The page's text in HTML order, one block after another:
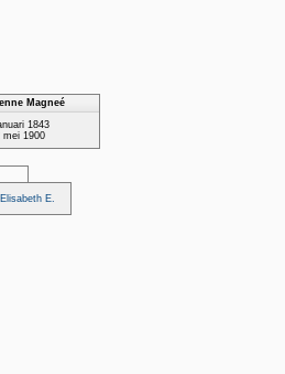
Magneé
1843
mei 1900
Elisabeth E.